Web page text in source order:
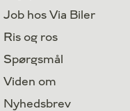
Job hos Via Biler
Ris og ros
Spørgsmål
Viden om
Nyhedsbrev